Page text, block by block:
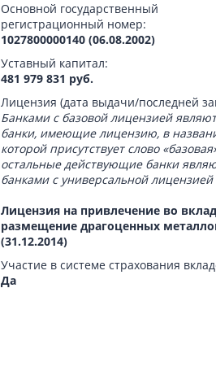
Основной государственный
регистрационный номер:
1027800000140 (06.08.2002)
Уставный капитал:
481 979 831 руб.
Лицензия (дата выдачи/последней
Банками с базовой лицензией
банки, имеющие лицензию, в
которой присутствует слово
остальные действующие банки
банками с универсальной лицензией
Лицензия на привлечение во
размещение драгоценных
(31.12.2014)
Участие в системе страхования
Да